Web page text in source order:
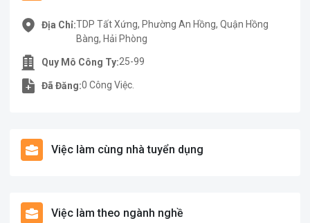
Địa Chỉ:TDP Tất Xứng, Phường An Hồng, Quận Hồng
Bàng, Hải Phòng
Quy Mô Công Ty:25-99
Đã Đăng:0 Công Việc.
Việc làm cùng nhà tuyển dụng
Việc làm theo ngành nghề